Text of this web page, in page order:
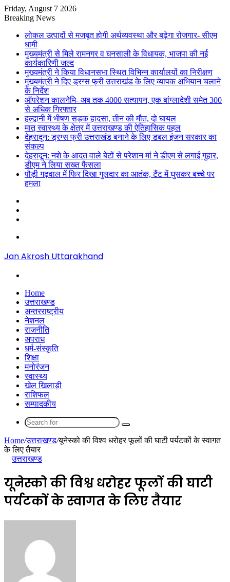
Friday, August 7 2026
Breaking News
लोकल उत्पादों से मजबूत होगी अर्थव्यवस्था और बढ़ेगा रोजगार- सीएम
धामी
मुख्यमंत्री से मिले रामनगर व घनसाली के विधायक, भाजपा की नई
कार्यकारिणी जल्द
मुख्यमंत्री ने किया विधानसभा स्थित विभिन्न कार्यालयों का निरीक्षण
मुख्यमंत्री ने दिए ड्रग्स फ्री उत्तराखंड के लिए व्यापक अभियान चलाने
के निर्देश
ऑपरेशन कालनेमि- अब तक 4000 सत्यापन, एक बांग्लादेशी समेत 300
से अधिक गिरफ्तार
हल्द्वानी में भीषण सड़क हादसा, तीन की मौत, दो घायल
मातृ स्वास्थ्य के क्षेत्र में उत्तराखण्ड की ऐतिहासिक पहल
देहरादून: ड्रग्स फ्री उत्तराखंड बनाने के लिए डबल इंजन सरकार का
संकल्प
देहरादून: नशे के आदत वाले बेटों से परेशान मां ने डीएम से लगाई गुहार,
डीएम ने लिया सख्त फैसला
पौड़ी गढ़वाल में फिर दिखा गुलदार का आतंक, टैंट में घुसकर बच्चे पर
हमला
Jan Akrosh Uttarakhand
Home
उत्तराखण्ड
अन्तरराष्ट्रीय
नेशनल
राजनीति
अपराध
धर्म-संस्कृति
शिक्षा
मनोरंजन
स्वास्थ्य
खेल खिलाड़ी
राशिफल
सम्पादकीय
Search
Home/उत्तराखण्ड/यूनेस्को की विश्व धरोहर फूलों की घाटी पर्यटकों के स्वागत
के लिए तैयार
उत्तराखण्ड
यूनेस्को की विश्व धरोहर फूलों की घाटी
पर्यटकों के स्वागत के लिए तैयार